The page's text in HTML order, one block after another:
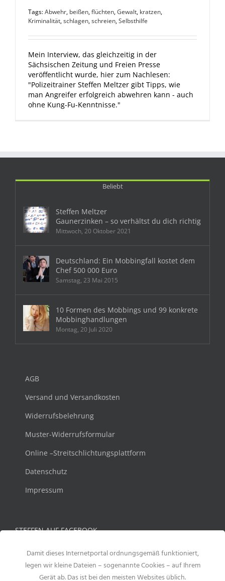
Tags:Abwehr, beißen,flüchten,Gewalt, kratzen,
Kriminalität,schlagen,schreien,Selbsthilfe
Mein Interview, das gleichzeitig in der
Sächsischen Zeitung und Freien Presse
veröffentlicht wurde, hier zum Nachlesen:
"Polizeitrainer Steffen Meltzer gibt Tipps, wie
man Angreifer erfolgreich abwehren kann - auch
ohne Kung-Fu-Kenntnisse."
Beliebt
Steffen Meltzer
Gaunerzinken – so verhältst du dich richtig
Mittwoch, 20 Oktober 2021
Deutschland: Ein Mobbingfall kostet dem
Chef 500 000 Euro
Samstag, 23 Mai 2015
10 Formen des Mobbings und 99 konkrete
Mobbinghandlungen
Montag, 20 Juli 2020
AGB
Versand und Versandkosten
Widerrufsbelehrung
Muster-Widerrufsformular
Online –Streitschlichtungsplattform
Datenschutz
Impressum
STEFFEN AUF FACEBOOK
Damit dieses Internetportal ordnungsgemäß funktioniert,
legen wir kleine Dateien – sogenannte Cookies – auf Ihrem
Gerät ab. Das ist bei den meisten Websites üblich.